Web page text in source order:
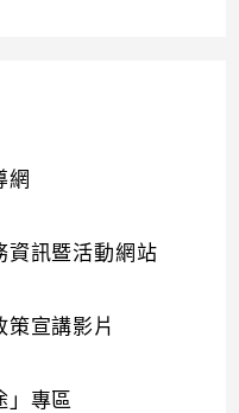
網
資訊暨活動網站
宣講影片
」專區